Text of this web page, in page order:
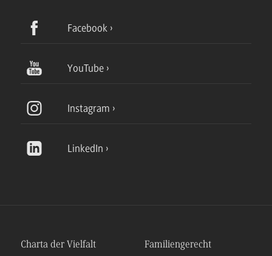
Facebook
YouTube
Instagram
LinkedIn
Charta der Vielfalt Familiengerecht